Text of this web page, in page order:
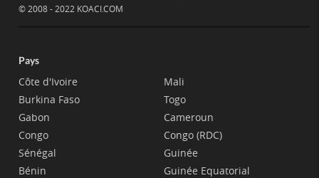
© 2008 - 2022 KOACI.COM
Pays
Côte d'Ivoire
Burkina Faso
Gabon
Congo
Sénégal
Bénin
Mali
Togo
Cameroun
Congo (RDC)
Guinée
Guinée Equatorial